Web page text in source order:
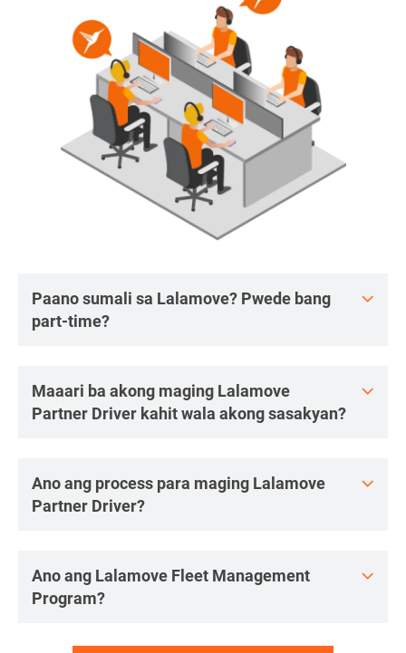
Paano sumali sa Lalamove? Pwede bang
part-time?
Maaari ba akong maging Lalamove
Partner Driver kahit wala akong sasakyan?
Ano ang process para maging Lalamove
Partner Driver?
Ano ang Lalamove Fleet Management
Program?